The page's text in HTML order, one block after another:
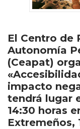
El Centro de
Autonomía
(Ceapat)
impacto
tendrá lugar
14:30 horas
Extremeños,